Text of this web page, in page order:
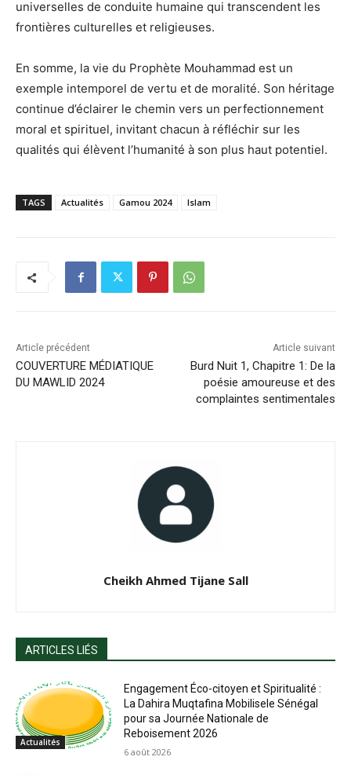
universelles de conduite humaine qui transcendent les
frontières culturelles et religieuses.
En somme, la vie du Prophète Mouhammad est un
exemple intemporel de vertu et de moralité. Son héritage
continue d’éclairer le chemin vers un perfectionnement
moral et spirituel, invitant chacun à réfléchir sur les
qualités qui élèvent l’humanité à son plus haut potentiel.
TAGS Actualités Gamou 2024 Islam
Article précédent
COUVERTURE MÉDIATIQUE
DU MAWLID 2024
Article suivant
Burd Nuit 1, Chapitre 1: De la
poésie amoureuse et des
complaintes sentimentales
Cheikh Ahmed Tijane Sall
ARTICLES LIÉS
Actualités
Engagement Éco-citoyen et Spiritualité :
La Dahira Muqtafina Mobilisele Sénégal
pour sa Journée Nationale de
Reboisement 2026
6 août 2026